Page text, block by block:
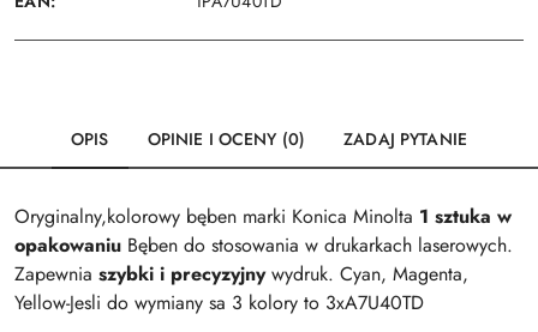
OPIS OPINIE I OCENY (0) ZADAJ PYTANIE
Oryginalny,kolorowy bęben marki Konica Minolta 1 sztuka w
opakowaniu Bęben do stosowania w drukarkach laserowych.
Zapewnia szybki i precyzyjnywydruk. Cyan, Magenta,
Yellow-Jesli do wymiany sa 3 kolory to 3xA7U40TD